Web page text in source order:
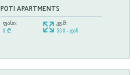
POTI APARTMENTS
ფასი:
0 ¢
კვ.მ:
53.0 - დან